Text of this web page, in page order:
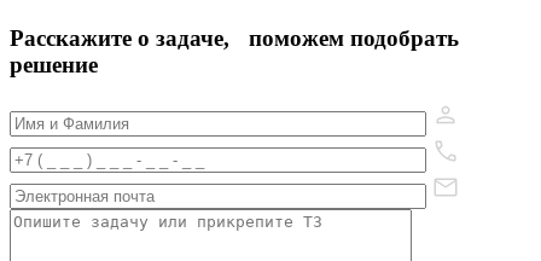
Расскажите о задаче, поможем подобрать
решение